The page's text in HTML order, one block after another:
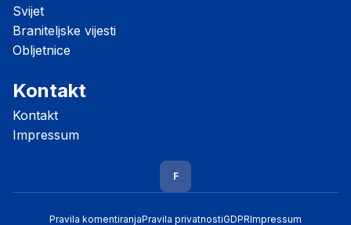
Svijet
Braniteljske vijesti
Obljetnice
Kontakt
Kontakt
Impressum
F
Pravila komentiranjaPravila privatnostiGDPRImpressum